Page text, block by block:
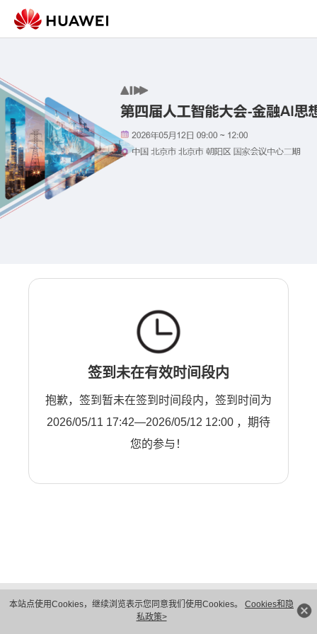
本站点使用Cookies，继续浏览表示您同意我们使用Cookies。 Cookies和隐
私政策>
签到未在有效时间段内
抱歉，签到暂未在签到时间段内，签到时间为
2026/05/11 17:42—2026/05/12 12:00 ，期待
您的参与！
隐私保护
法律声明